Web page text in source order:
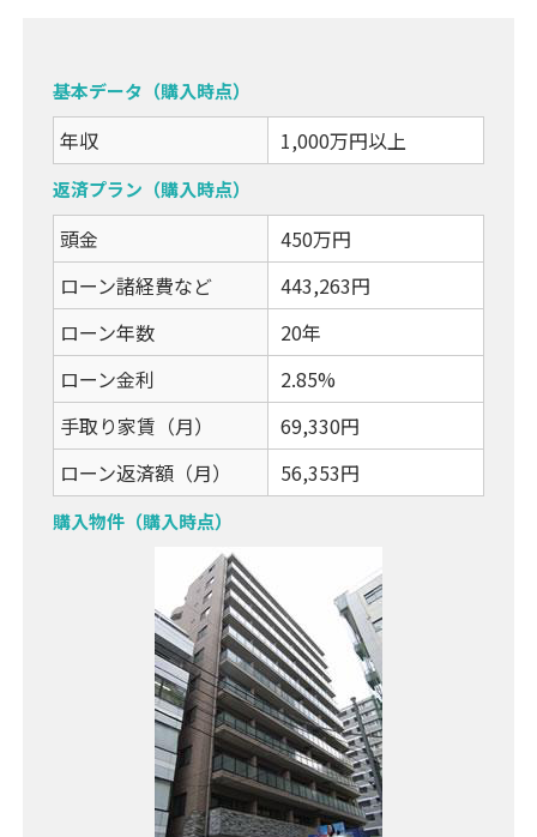
基本データ（購入時点）
年収 1,000万円以上
返済プラン（購入時点）
頭金
450万円
ローン諸経費など
443,263円
ローン年数
20年
ローン金利
2.85%
手取り家賃（月）
69,330円
ローン返済額（月）
56,353円
購入物件（購入時点）